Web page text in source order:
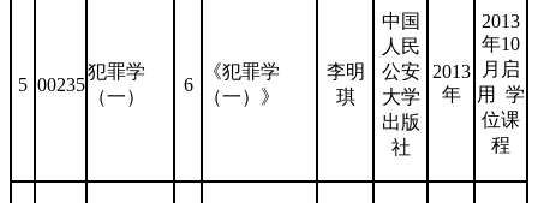
5 00235
犯罪学
（一）
6
《犯罪学
（一）》
李明
琪
中国
人民
公安
大学
出版
社
2013
年
2013
年10
月启
用 学
位课
程